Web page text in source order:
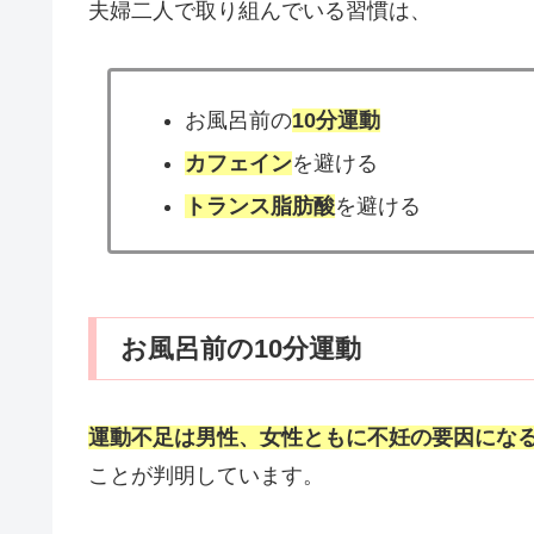
夫婦二人で取り組んでいる習慣は、
お風呂前の10分運動
カフェインを避ける
トランス脂肪酸を避ける
お風呂前の10分運動
運動不足は男性、女性ともに不妊の要因にな
ことが判明しています。